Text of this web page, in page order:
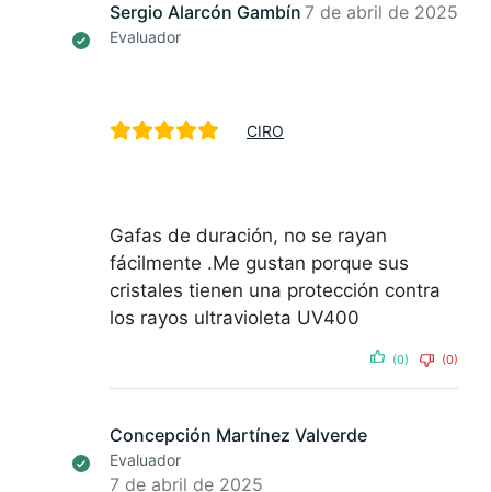
Sergio Alarcón Gambín
Evaluador
7 de abril de 2025
CIRO
Gafas de duración, no se rayan
fácilmente .Me gustan porque sus
cristales tienen una protección contra
los rayos ultravioleta UV400
(0) (0)
Concepción Martínez Valverde
Evaluador
7 de abril de 2025